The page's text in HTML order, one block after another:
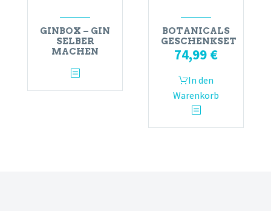
GINBOX – GIN
SELBER
MACHEN
BOTANICALS
GESCHENKSET
74,99 €
In den
Warenkorb